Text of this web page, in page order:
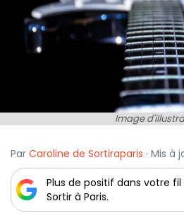
Image
Par Caroline de Sortiraparis · Mis à
Plus de positif dans votre fil
Sortir à Paris.